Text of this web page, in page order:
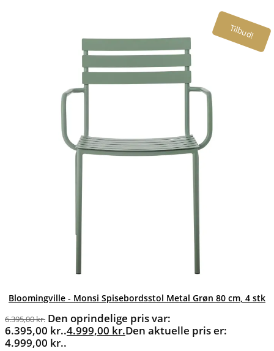
Tilbud!
Bloomingville - Monsi Spisebordsstol Metal Grøn 80 cm, 4 stk
6.395,00kr. Den oprindelige pris var:
6.395,00 kr..4.999,00 kr.Den aktuelle pris er:
4.999,00 kr..